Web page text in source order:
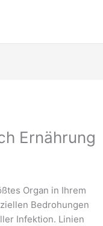
Ernährung
Organ in Ihrem
Bedrohungen
Infektion. Linien